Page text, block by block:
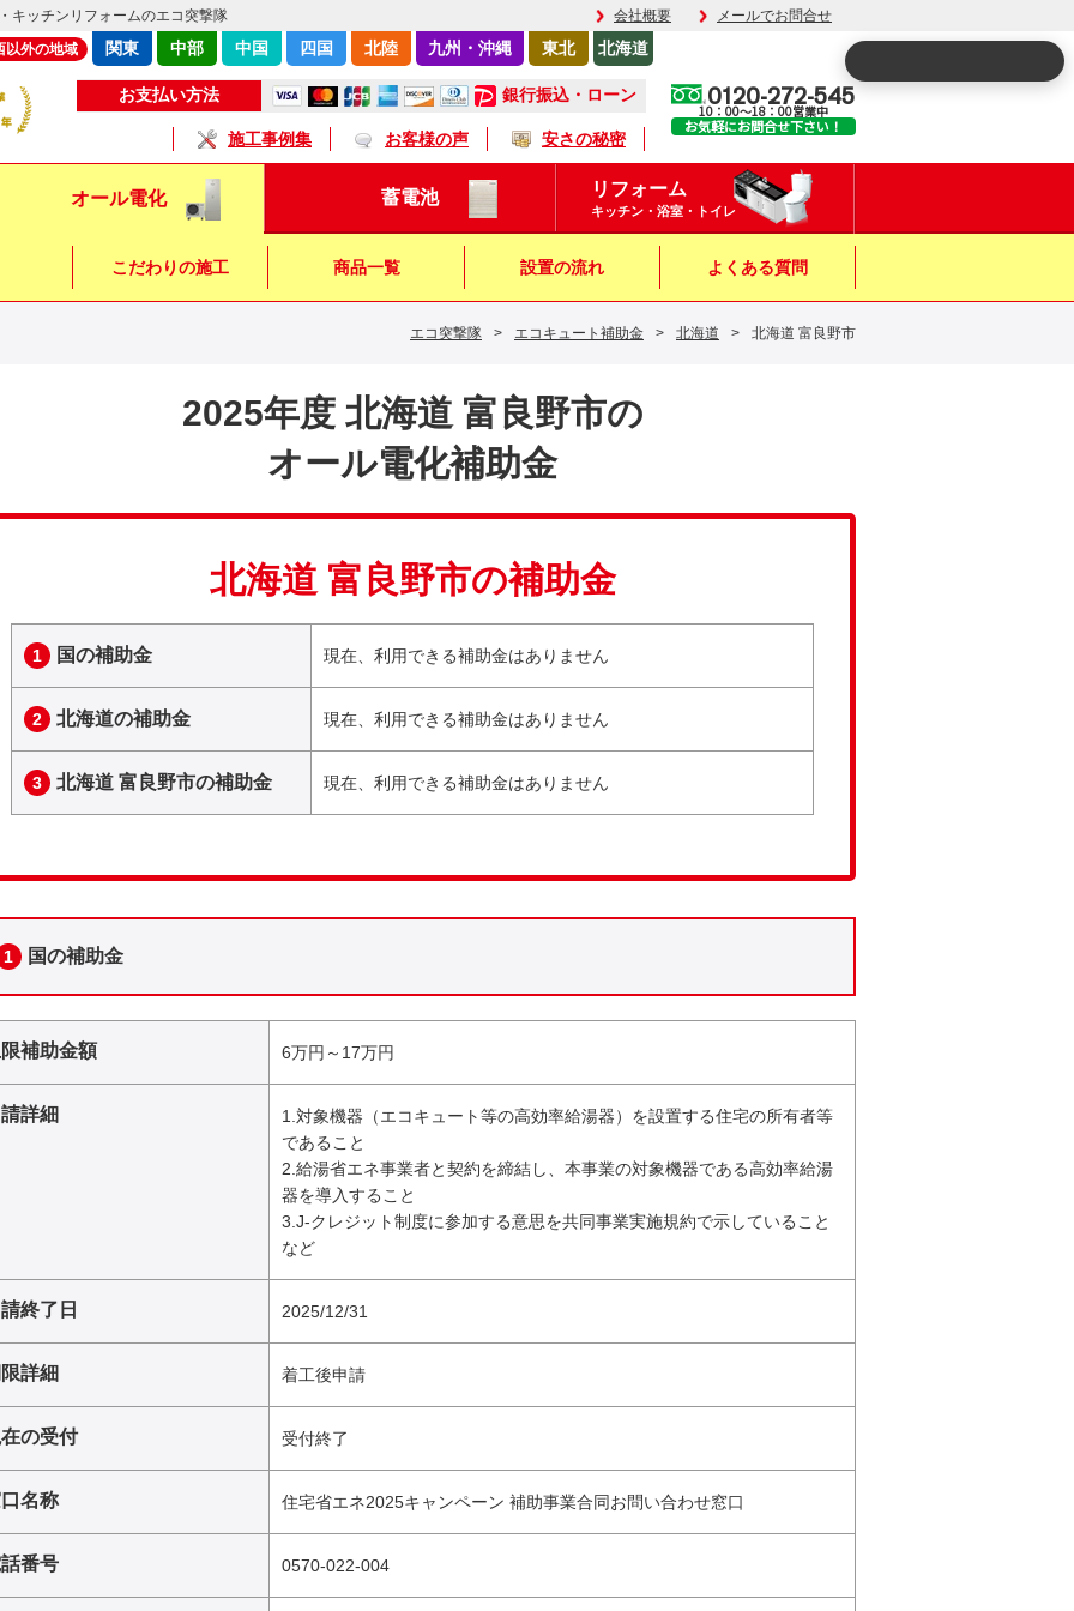
キッチンリフォームのエコ突撃隊 会社概要 メールでお問合せ
お支払い方法 銀行振込・ローン
施工事例集 お客様の声 安さの秘密
以外の地域 関東 中部 中国 四国 北陸 九州・沖縄 東北 北海道
0120-272-545
10：00～18：00営業中
お気軽にお問合せ下さい！
オール電化 蓄電池 リフォーム
キッチン・浴室・トイレ
こだわりの施工 商品一覧 設置の流れ よくある質問
エコ突撃隊 > エコキュート補助金 > 北海道 > 北海道 富良野市
2025年度 北海道 富良野市の
オール電化補助金
北海道 富良野市の補助金
1 国の補助金 現在、利用できる補助金はありません
2 北海道の補助金 現在、利用できる補助金はありません
3 北海道 富良野市の補助金 現在、利用できる補助金はありません
1 国の補助金
補助金額 6万円～17万円
詳細
1.対象機器（エコキュート等の高効率給湯器）を設置する住宅の所有者等
であること
2.給湯省エネ事業者と契約を締結し、本事業の対象機器である高効率給湯
器を導入すること
3.J-クレジット制度に参加する意思を共同事業実施規約で示していること
など
終了日 2025/12/31
詳細 着工後申請
の受付 受付終了
名称 住宅省エネ2025キャンペーン 補助事業合同お問い合わせ窓口
番号 0570-022-004